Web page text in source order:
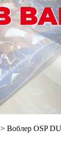
> Воблер OSP